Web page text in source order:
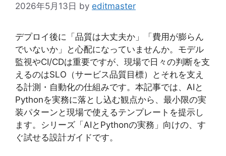
2026年5月13日 by editmaster
デプロイ後に「品質は大丈夫か」「費用が膨らん
でいないか」と心配になっていませんか。モデル
監視やCI/CDは重要ですが、現場で日々の判断を支
えるのはSLO（サービス品質目標）とそれを支え
る計測・自動化の仕組みです。本記事では、AIと
Pythonを実務に落とし込む観点から、最小限の実
装パターンと現場で使えるテンプレートを提示し
ます。シリーズ「AIとPythonの実務」向けの、す
ぐ試せる設計ガイドです。